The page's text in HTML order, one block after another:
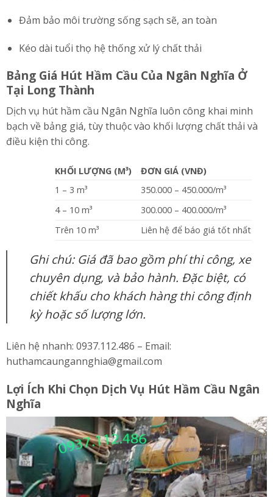
Đảm bảo môi trường sống sạch sẽ, an toàn
Kéo dài tuổi thọ hệ thống xử lý chất thải
Bảng Giá Hút Hầm Cầu Của Ngân Nghĩa Ở
Tại Long Thành
Dịch vụ hút hầm cầu Ngân Nghĩa luôn công khai minh
bạch về bảng giá, tùy thuộc vào khối lượng chất thải và
điều kiện thi công.
KHỐI LƯỢNG (M³)
ĐƠN GIÁ (VNĐ)
1 – 3 m³
350.000 – 450.000/m³
4 – 10 m³
300.000 – 400.000/m³
Trên 10 m³
Liên hệ để báo giá tốt nhất
Ghi chú: Giá đã bao gồm phí thi công, xe
chuyên dụng, và bảo hành. Đặc biệt, có
chiết khấu cho khách hàng thi công định
kỳ hoặc số lượng lớn.
Liên hệ nhanh: 0937.112.486 – Email:
huthamcaungannghia@gmail.com
Lợi Ích Khi Chọn Dịch Vụ Hút Hầm Cầu Ngân
Nghĩa